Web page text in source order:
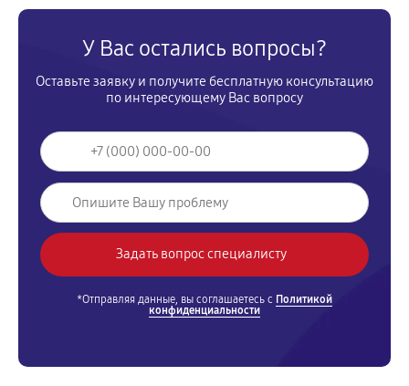
У Вас остались вопросы?
Оставьте заявку и получите бесплатную консультацию
по интересующему Вас вопросу
*Отправляя данные, вы соглашаетесь с Политикой
конфиденциальности